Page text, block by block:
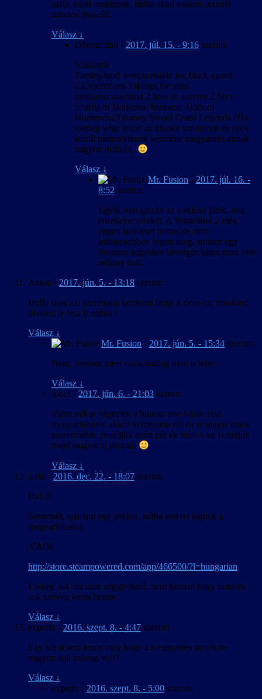
aztán majd meglátjuk, hátha akad valami, aminél
minden összeáll.
Válasz ↓
Obstruction - 2017. júl. 15. - 9:16 szerint:
Sziasztok
Esetleg hard west,invisible inc,black guard
2,Expeditions Vikings,the sims
mediaval,wastland 2,how to survive 2,Styx:
Shards of Darkness,Torment: Tides of
Numenera,Tyranny,Sword Coast Legends ?Ha
esetleg vége lenne az alkotói szünetnek és ezek
közül bármelyiknek készülne magyaritas annak
nagyon örülnék.
Válasz ↓
Mr. Fusion - 2017. júl. 16. -
8:52 szerint:
Egyik sem igazán az a stílusú játék, ami
érdekelne minket. A Wasteland 2 még
éppen határeset lenne, de nem
különösebben fogott meg, amikor egy
Steames ingyenes hétvégén játszottam vele
néhány órát.
Axton - 2017. jún. 5. - 13:18 szerint:
Hello csak azt szeretném kérdezni hogy a deus ex: mankind
divided le lesz fordítva ?
Válasz ↓
Mr. Fusion - 2017. jún. 5. - 15:34 szerint:
Nem, részben mert valószínűleg nem is lehet.
Válasz ↓
Ipacs - 2017. jún. 6. - 21:03 szerint:
régen mikor végeztek a human revolution rész
magyarításával akkor kérdeztem ezt én is sajnos nincs
szerencsénk ,reméljük azért pár év múlva azt is tudjuk
majd magyarul játszani
Válasz ↓
John - 2016. dec. 22. - 18:07 szerint:
Helló!
Szeretnék ajánlani egy játékot, hátha kedvet kaptok a
magyarításásra:
35MM
http://store.steampowered.com/app/466500/?l=hungarian
Elvileg 3-4 óra alatt végigvihető, nem hiszem hogy annyira
sok szöveg lenne benne..
Válasz ↓
experto - 2016. szept. 8. - 4:47 szerint:
Egy kérdésem lenne még hogy a meglepetés projektbe
nagyon sok szöveg volt?
Válasz ↓
experto - 2016. szept. 8. - 5:00 szerint: